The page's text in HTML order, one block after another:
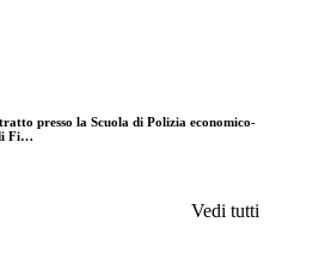
presso la Scuola di Polizia economico-
Fi…
Vedi tutti